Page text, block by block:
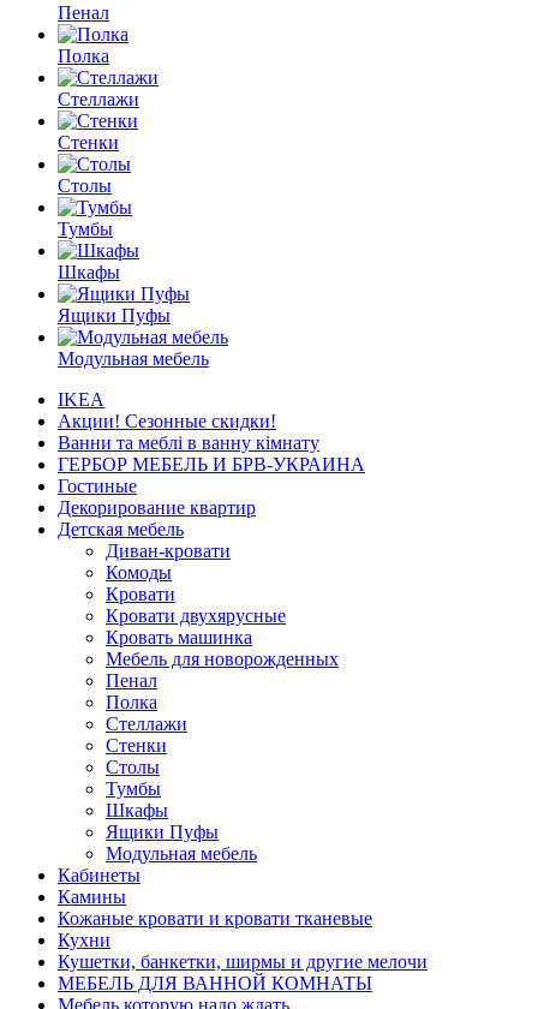
Пенал
Полка
Стеллажи
Стенки
Столы
Тумбы
Шкафы
Ящики Пуфы
Модульная мебель
IKEA
Акции! Сезонные скидки!
Ванни та меблі в ванну кімнату
ГЕРБОР МЕБЕЛЬ И БРВ-УКРАИНА
Гостиные
Декорирование квартир
Детская мебель
Диван-кровати
Комоды
Кровати
Кровати двухярусные
Кровать машинка
Мебель для новорожденных
Пенал
Полка
Стеллажи
Стенки
Столы
Тумбы
Шкафы
Ящики Пуфы
Модульная мебель
Кабинеты
Камины
Кожаные кровати и кровати тканевые
Кухни
Кушетки, банкетки, ширмы и другие мелочи
МЕБЕЛЬ ДЛЯ ВАННОЙ КОМНАТЫ
Мебель которую надо ждать